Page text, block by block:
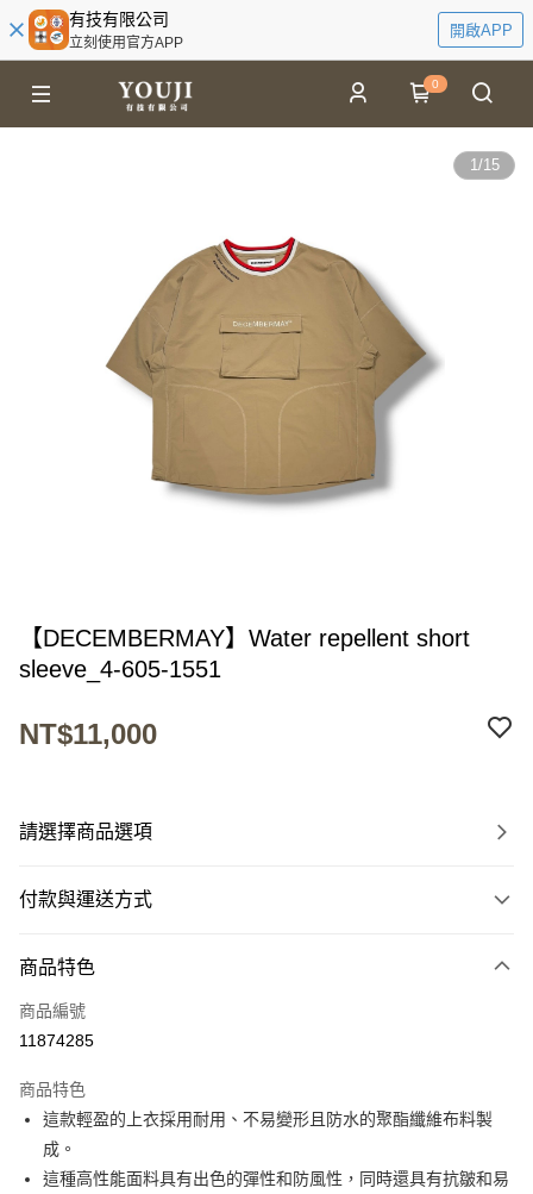
有技有限公司
立刻使用官方APP
開啟APP
0
1/15
【DECEMBERMAY】Water repellent short
sleeve_4-605-1551
NT$11,000
請選擇商品選項
付款與運送方式
信用卡一次付款
超商取貨付款
Apple Pay
街口支付
商品特色
商品編號
11874285
商品特色
這款輕盈的上衣採用耐用、不易變形且防水的聚酯纖維布料製
成。
這種高性能面料具有出色的彈性和防風性，同時還具有抗皺和易